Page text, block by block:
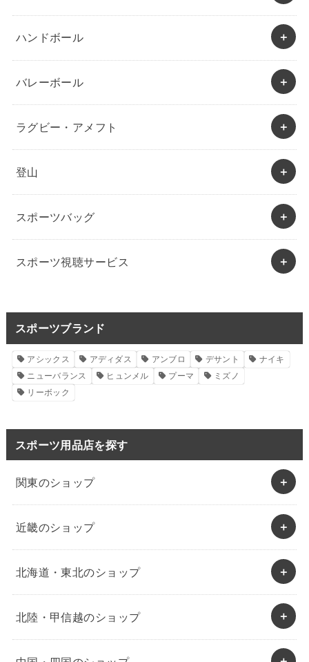
ハンドボール
バレーボール
ラグビー・アメフト
登山
スポーツバッグ
スポーツ視聴サービス
スポーツブランド
アシックス アディダス アンブロ デサント
ナイキ
ニューバランス
ヒュンメル プーマ
ミズノ
リーボック
スポーツ用品店を探す
関東のショップ
近畿のショップ
北海道・東北のショップ
北陸・甲信越のショップ